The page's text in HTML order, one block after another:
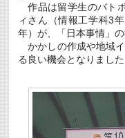
作品は留学生のバト
ィさん（情報工学科3
年）が、「日本事情」
かかしの作成や地域
る良い機会となりました